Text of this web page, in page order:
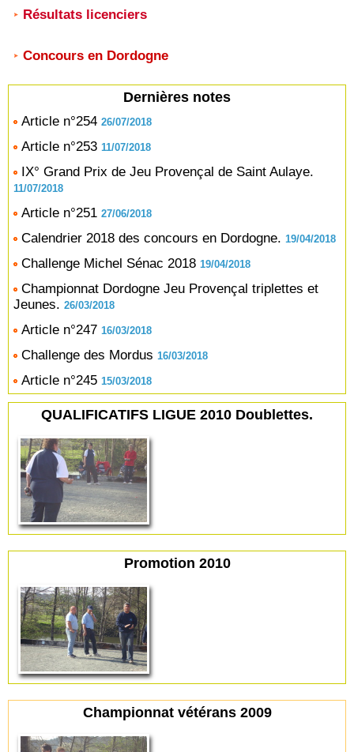
Résultats licenciers
Concours en Dordogne
Dernières notes
Article n°254 26/07/2018
Article n°253 11/07/2018
IX° Grand Prix de Jeu Provençal de Saint Aulaye.
11/07/2018
Article n°251 27/06/2018
Calendrier 2018 des concours en Dordogne. 19/04/2018
Challenge Michel Sénac 2018 19/04/2018
Championnat Dordogne Jeu Provençal triplettes et
Jeunes. 26/03/2018
Article n°247 16/03/2018
Challenge des Mordus 16/03/2018
Article n°245 15/03/2018
QUALIFICATIFS LIGUE 2010 Doublettes.
Promotion 2010
Championnat vétérans 2009